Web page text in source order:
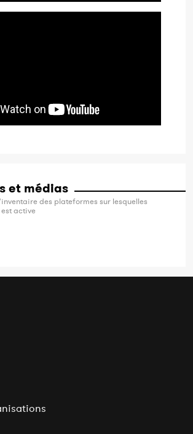
et médias
des plateformes sur lesquelles
active